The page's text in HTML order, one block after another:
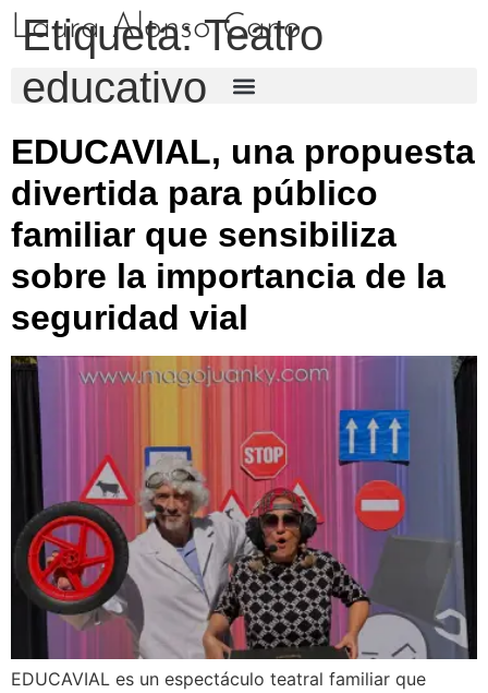
Laura Alonso Cano
Etiqueta:Teatro
educativo
EDUCAVIAL, una propuesta
divertida para público
familiar que sensibiliza
sobre la importancia de la
seguridad vial
EDUCAVIAL es un espectáculo teatral familiar que